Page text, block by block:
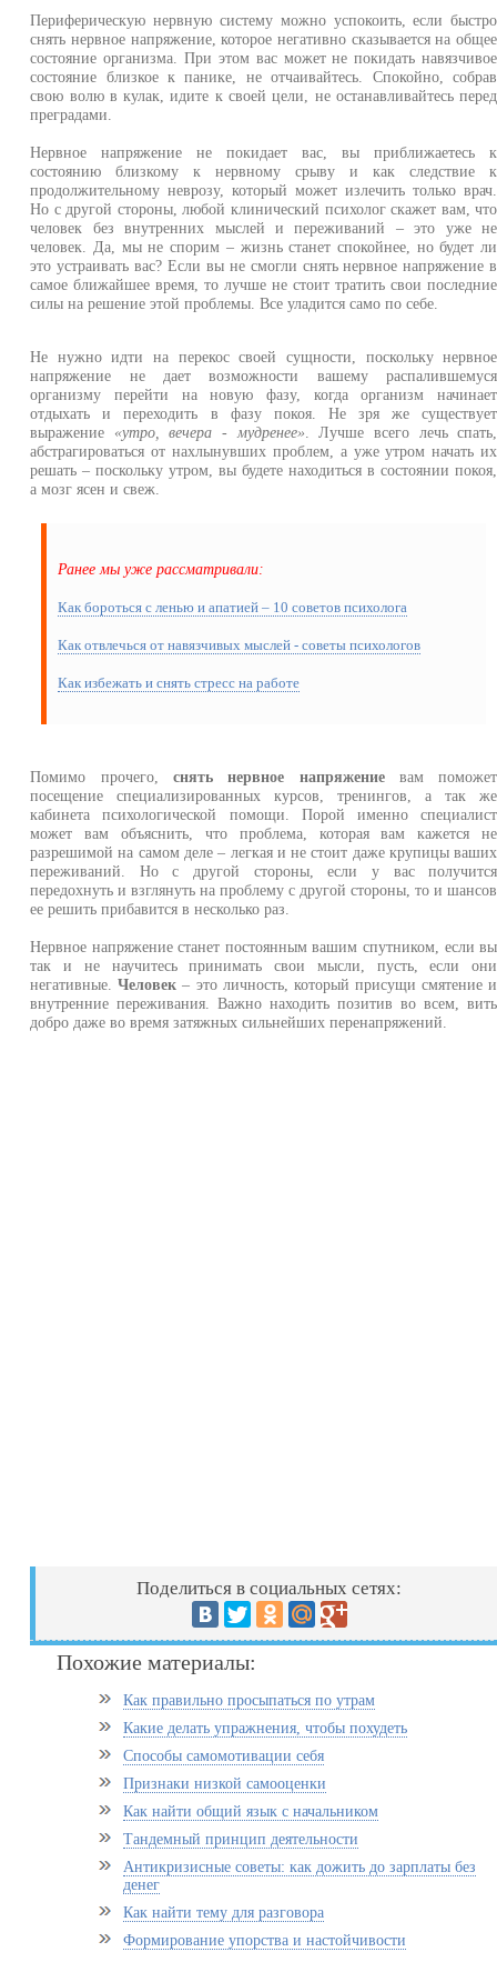
Периферическую нервную систему можно успокоить, если быстро
снять нервное напряжение, которое негативно сказывается на общее
состояние организма. При этом вас может не покидать навязчивое
состояние близкое к панике, не отчаивайтесь. Спокойно, собрав
свою волю в кулак, идите к своей цели, не останавливайтесь перед
преградами.
Нервное напряжение не покидает вас, вы приближаетесь к
состоянию близкому к нервному срыву и как следствие к
продолжительному неврозу, который может излечить только врач.
Но с другой стороны, любой клинический психолог скажет вам, что
человек без внутренних мыслей и переживаний – это уже не
человек. Да, мы не спорим – жизнь станет спокойнее, но будет ли
это устраивать вас? Если вы не смогли снять нервное напряжение в
самое ближайшее время, то лучше не стоит тратить свои последние
силы на решение этой проблемы. Все уладится само по себе.
Не нужно идти на перекос своей сущности, поскольку нервное
напряжение не дает возможности вашему распалившемуся
организму перейти на новую фазу, когда организм начинает
отдыхать и переходить в фазу покоя. Не зря же существует
выражение «утро, вечера - мудренее». Лучше всего лечь спать,
абстрагироваться от нахлынувших проблем, а уже утром начать их
решать – поскольку утром, вы будете находиться в состоянии покоя,
а мозг ясен и свеж.
Ранее мы уже рассматривали:
Как бороться с ленью и апатией – 10 советов психолога
Как отвлечься от навязчивых мыслей - советы психологов
Как избежать и снять стресс на работе
Помимо прочего, снять нервное напряжениевам поможет
посещение специализированных курсов, тренингов, а так же
кабинета психологической помощи. Порой именно специалист
может вам объяснить, что проблема, которая вам кажется не
разрешимой на самом деле – легкая и не стоит даже крупицы ваших
переживаний. Но с другой стороны, если у вас получится
передохнуть и взглянуть на проблему с другой стороны, то и шансов
ее решить прибавится в несколько раз.
Нервное напряжение станет постоянным вашим спутником, если вы
так и не научитесь принимать свои мысли, пусть, если они
негативные.Человек – это личность, который присущи смятение и
внутренние переживания. Важно находить позитив во всем, вить
добро даже во время затяжных сильнейших перенапряжений.
Поделиться в социальных сетях:
Похожие материалы:
Как правильно просыпаться по утрам
Какие делать упражнения, чтобы похудеть
Способы самомотивации себя
Признаки низкой самооценки
Как найти общий язык с начальником
Тандемный принцип деятельности
Антикризисные советы: как дожить до зарплаты без
денег
Как найти тему для разговора
Формирование упорства и настойчивости